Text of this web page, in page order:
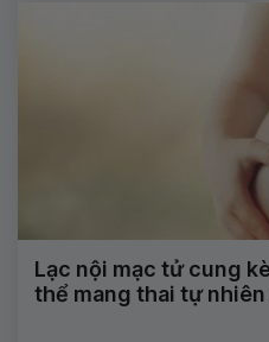
Lạc nội mạc tử cung
thể mang thai tự